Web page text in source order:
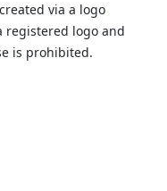
via a logo
registered logo and
is prohibited.